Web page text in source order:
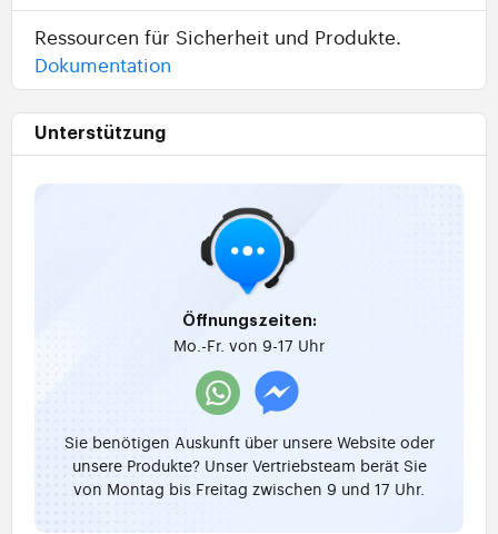
Ressourcen für Sicherheit und Produkte.
Dokumentation
Unterstützung
Öffnungszeiten:
Mo.-Fr. von 9-17 Uhr
Sie benötigen Auskunft über unsere Website oder
unsere Produkte? Unser Vertriebsteam berät Sie
von Montag bis Freitag zwischen 9 und 17 Uhr.